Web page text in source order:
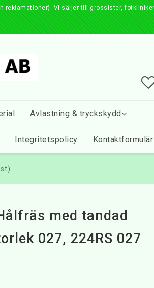
reklamationer). Vi säljer till grossister,
Avlastning & tryckskydd
Integritetspolicy Kontaktformulär
med tandad
027, 224RS 027